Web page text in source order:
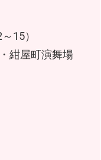
15）
紺屋町演舞場